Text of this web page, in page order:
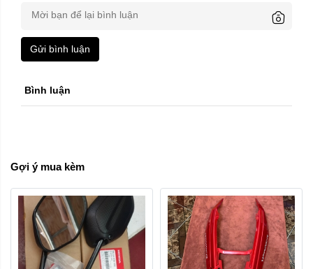
Gửi bình luận
Bình luận
Gợi ý mua kèm